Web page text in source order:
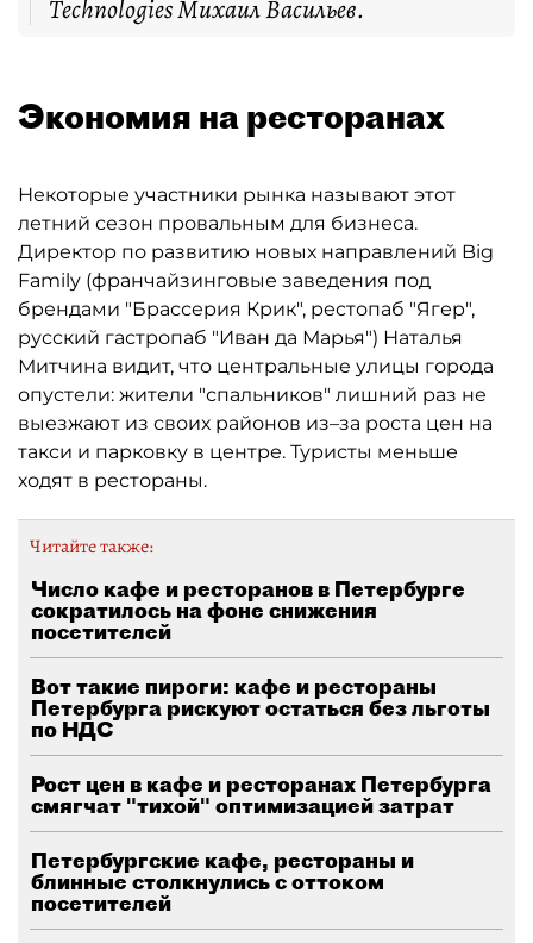
Technologies Михаил Васильев.
Экономия на ресторанах
Некоторые участники рынка называют этот
летний сезон провальным для бизнеса.
Директор по развитию новых направлений Big
Family (франчайзинговые заведения под
брендами "Брассерия Крик", рестопаб "Ягер",
русский гастропаб "Иван да Марья") Наталья
Митчина видит, что центральные улицы города
опустели: жители "спальников" лишний раз не
выезжают из своих районов из–за роста цен на
такси и парковку в центре. Туристы меньше
ходят в рестораны.
Читайте также:
Число кафе и ресторанов в Петербурге
сократилось на фоне снижения
посетителей
Вот такие пироги: кафе и рестораны
Петербурга рискуют остаться без льготы
по НДС
Рост цен в кафе и ресторанах Петербурга
смягчат "тихой" оптимизацией затрат
Петербургские кафе, рестораны и
блинные столкнулись с оттоком
посетителей